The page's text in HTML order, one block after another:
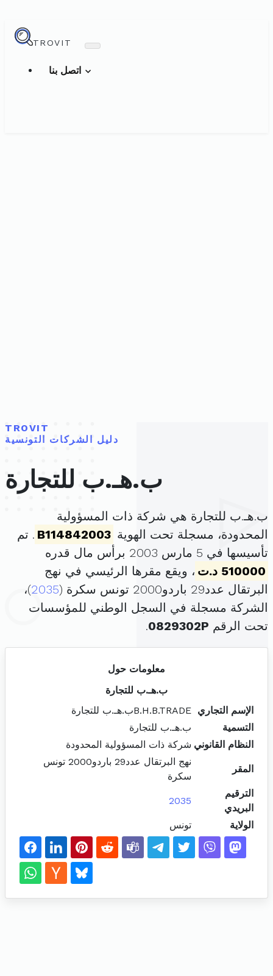
TROVIT
TROVIT
دليل الشركات التونسية
ب.هـ.ب للتجارة
ب.هـ.ب للتجارة هي شركة ذات المسؤولية
المحدودة، مسجلة تحت الهوية B114842003 . تم
تأسيسها في 5 مارس 2003 برأس مال قدره
510000 د.ت
، ويقع مقرها الرئيسي في نهج
البرتقال عدد29 باردو2000 تونس سكرة (
2035)،
الشركة مسجلة في السجل الوطني للمؤسسات
تحت الرقم 0829302P
.
معلومات حول
ب.هـ.ب للتجارة
الإسم التجاري B.H.B.TRADEب.هـ.ب للتجارة
التسمية
ب.هـ.ب للتجارة
النظام القانوني شركة ذات المسؤولية المحدودة
المقر
نهج البرتقال عدد29 باردو2000 تونس
سكرة
الترقيم
البريدي
2035
الولاية تونس